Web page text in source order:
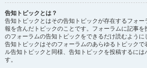
告知トピックとは？
告知トピックとはその告知トピックが存在するフォ
報を含んだトピックのことです。フォーラムに記事を
のフォーラムの告知トピックをできるだけ読むように
告知トピックはそのフォーラムのあらゆるトピック
ル告知トピックと同様、告知トピックを投稿するに
す。